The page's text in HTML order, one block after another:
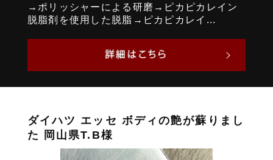
→ポリッシャーによる研磨→ピカピカレイン
脱脂剤を使用した脱脂→ピカピカレイ...
ダイハツ エッセ ボディの艶が蘇りまし
た 岡山県T.B様